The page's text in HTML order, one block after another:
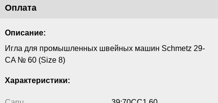
Оплата
Описание:
Игла для промышленных швейных машин Schmetz 29-
CA № 60 (Size 8)
Характеристики: